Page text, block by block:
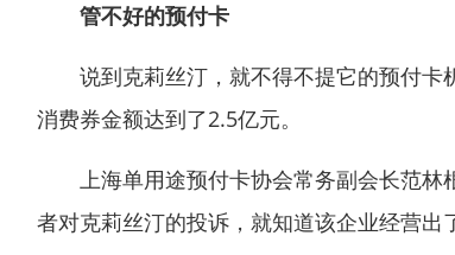
管不好的预付卡
说到克莉丝汀，就不得不提它的预付卡
消费券金额达到了2.5亿元。
上海单用途预付卡协会常务副会长范林
者对克莉丝汀的投诉，就知道该企业经营出